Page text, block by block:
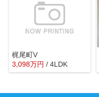
梶尾町V
3,098万円 / 4LDK